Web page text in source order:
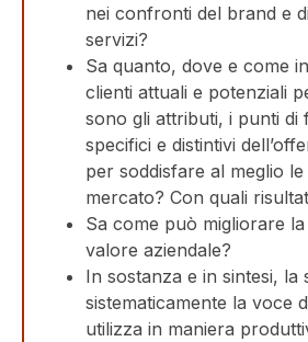
nei confronti del brand e
servizi?
Sa quanto, dove e come
clienti attuali e potenziali
sono gli attributi, i punti di
specifici e distintivi
per soddisfare al meglio
mercato? Con quali
Sa come può migliorare
valore aziendale?
In sostanza e in sintesi, la
sistematicamente la voce
utilizza in maniera